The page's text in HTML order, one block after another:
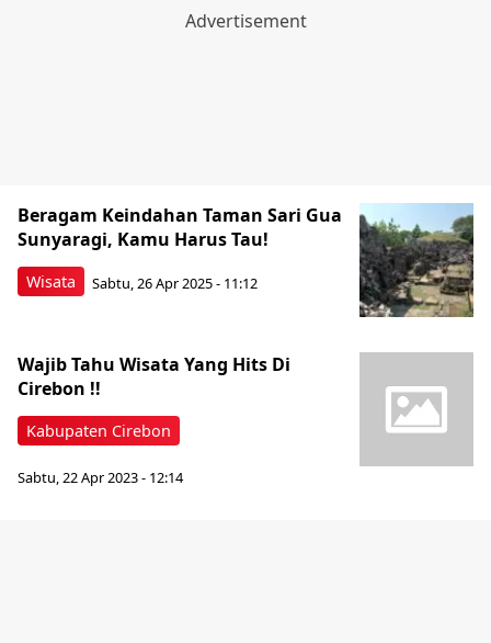
Wisata
Beragam Keindahan Taman Sari Gua
Sunyaragi, Kamu Harus Tau!
Sabtu, 26 Apr 2025 - 11:12
Kabupaten Cirebon
Wajib Tahu Wisata Yang Hits Di
Cirebon !!
Sabtu, 22 Apr 2023 - 12:14